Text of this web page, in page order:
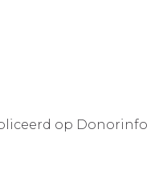
op Donorinfo